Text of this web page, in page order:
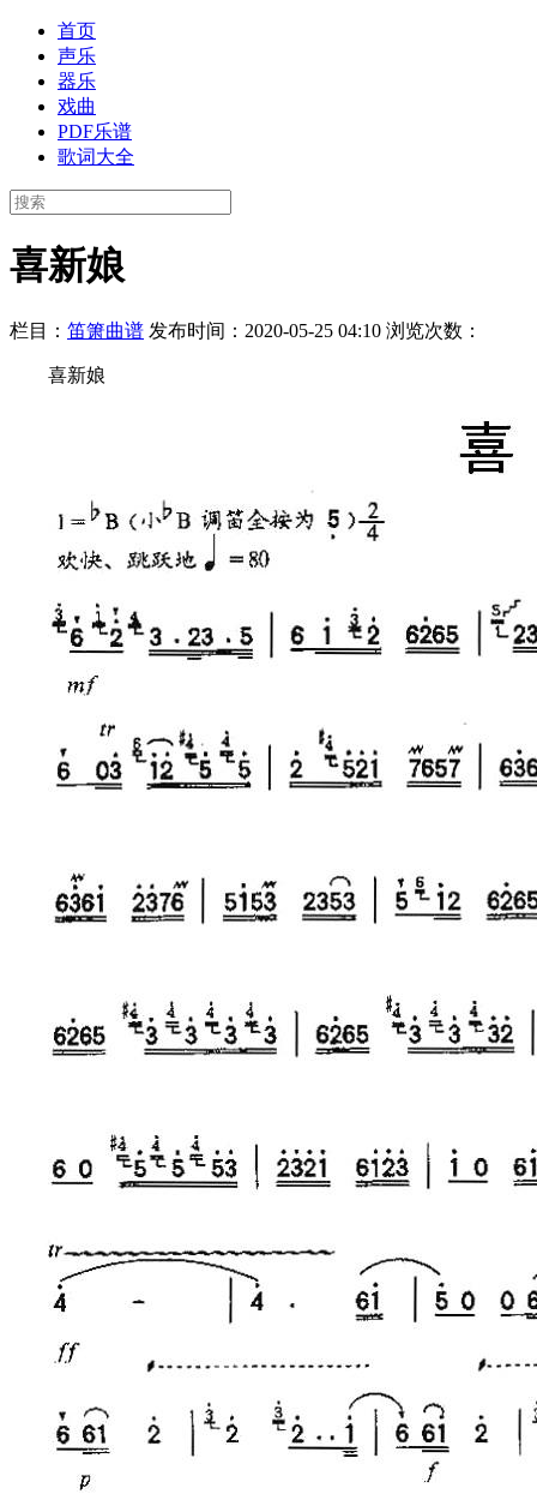
首页
声乐
器乐
戏曲
PDF乐谱
歌词大全
喜新娘
栏目： 笛箫曲谱 发布时间：2020-05-25 04:10 浏览次数：
喜新娘